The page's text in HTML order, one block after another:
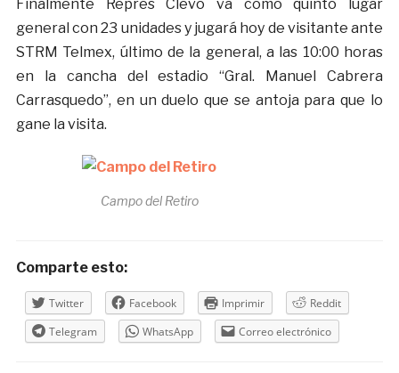
Finalmente Repres Clevo va como quinto lugar
general con 23 unidades y jugará hoy de visitante ante
STRM Telmex, último de la general, a las 10:00 horas
en la cancha del estadio “Gral. Manuel Cabrera
Carrasquedo”, en un duelo que se antoja para que lo
gane la visita.
Campo del Retiro
Comparte esto:
Twitter Facebook Imprimir
Reddit
Telegram
WhatsApp Correo electrónico